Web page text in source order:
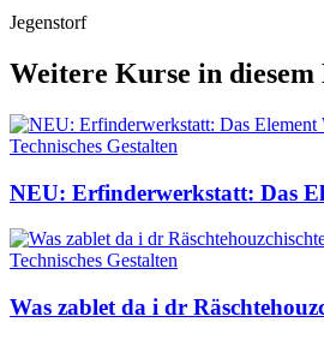
Jegenstorf
Weitere Kurse in diesem
Technisches Gestalten
NEU: Erfinderwerkstatt: Das
Technisches Gestalten
Was zablet da i dr